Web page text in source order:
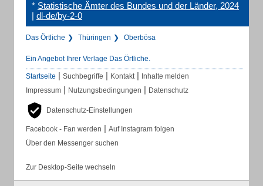
* Statistische Ämter des Bundes und der Länder, 2024
| dl-de/by-2-0
Das Örtliche Thüringen Oberbösa
Ein Angebot Ihrer Verlage Das Örtliche.
Startseite | Suchbegriffe | Kontakt | Inhalte melden
Impressum | Nutzungsbedingungen | Datenschutz
Datenschutz-Einstellungen
Facebook - Fan werden | Auf Instagram folgen
Über den Messenger suchen
Zur Desktop-Seite wechseln